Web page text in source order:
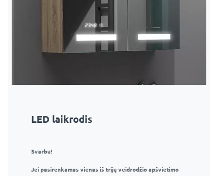
LED laikrodis
Svarbu!
Jei pasirenkamas vienas iš trijų veidrodžio apšvietimo